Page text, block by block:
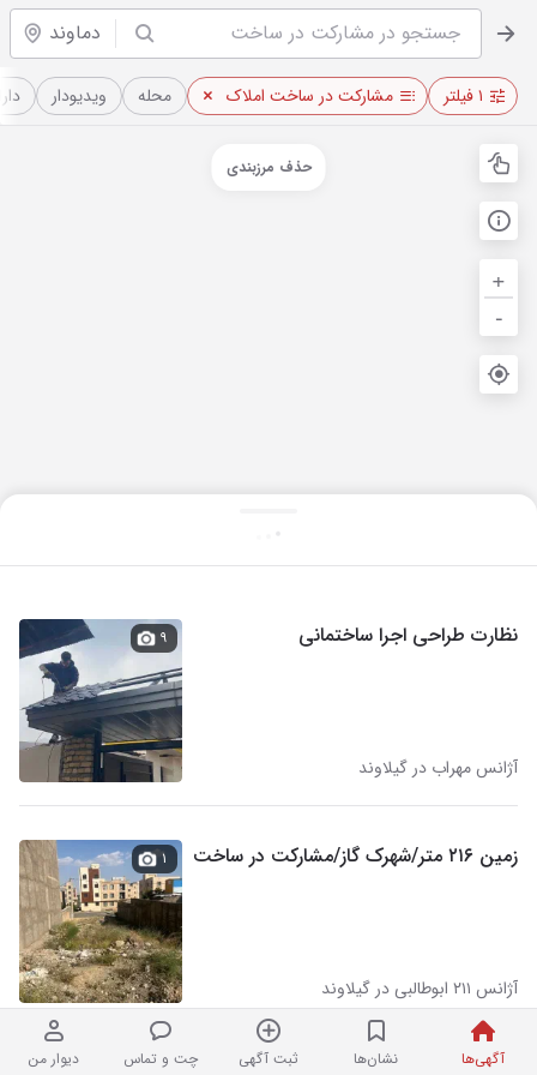
دماوند
آگهی‌ها نشان‌ها ثبت آگهی چت و تماس دیوار من
۱ فیلتر مشارکت در ساخت املاک محله ویدیو‌دار
+
-
حذف مرزبندی
نظارت طراحی اجرا ساختمانی
آژانس مهراب در گیلاوند
۹
زمین ۲۱۶ متر/شهرک گاز/مشارکت در ساخت
آژانس ۲۱۱ ابوطالبی در گیلاوند
۱